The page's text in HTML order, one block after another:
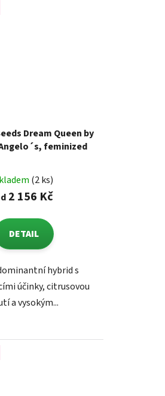
Dream Queen by
feminized
(2 ks)
2 156 Kč
DETAIL
hybrid s
účinky, citrusovou
a vysokým...